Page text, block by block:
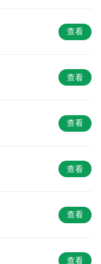
查看
查看
查看
查看
查看
查看